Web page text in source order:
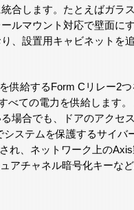
合します。たとえばガラ
ルマウント対応で壁面に
、設置用キャビネットを
供給するForm Cリレー2
べての電力を供給します
場合でも、ドアのアクセ
ステムを保護するサイバ
れ、ネットワーク上の
アチャネル暗号化キーな